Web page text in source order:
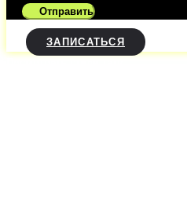
ЗАПИСАТЬСЯ